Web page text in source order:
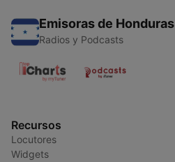
Emisoras de Honduras
Radios y Podcasts
Recursos
Locutores
Widgets